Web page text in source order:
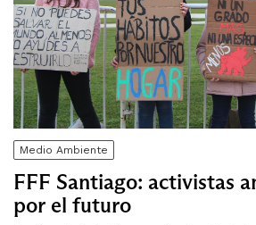
Medio Ambiente
FFF Santiago: activistas
por el futuro